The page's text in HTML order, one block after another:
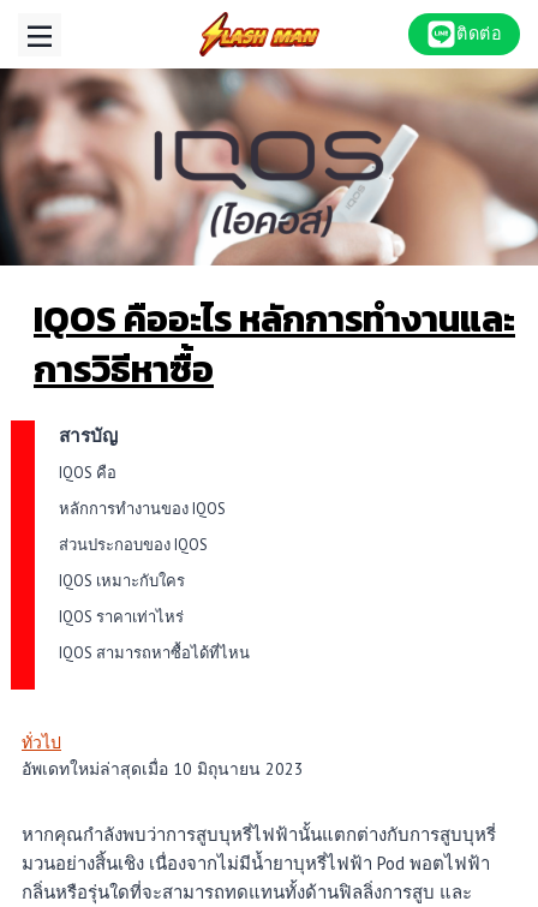
content
ติดต่อ
IQOS คืออะไร หลักการทำงานและ
การวิธีหาซื้อ
สารบัญ
IQOS คือ
หลักการทำงานของ IQOS
ส่วนประกอบของ IQOS
IQOS เหมาะกับใคร
IQOS ราคาเท่าไหร่
IQOS สามารถหาซื้อได้ที่ไหน
ทั่วไป
อัพเดทใหม่ล่าสุดเมื่อ 10 มิถุนายน 2023
หากคุณกำลังพบว่าการสูบบุหรี่ไฟฟ้านั้นแตกต่างกับการสูบบุหรี่
มวนอย่างสิ้นเชิง เนื่องจากไม่มีน้ำยาบุหรี่ไฟฟ้า Pod พอตไฟฟ้า
กลิ่นหรือรุ่นใดที่จะสามารถทดแทนทั้งด้านฟิลลิ่งการสูบ และ